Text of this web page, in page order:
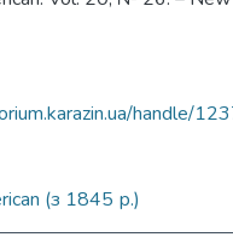
handle/
(з 1845 р.)